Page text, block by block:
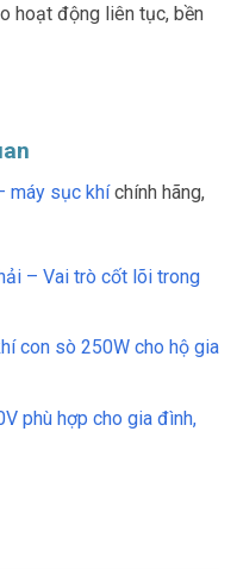
hoạt động liên tục, bền
máy sục khíchính hãng,
– Vai trò cốt lõi trong
con sò 250W cho hộ gia
phù hợp cho gia đình,